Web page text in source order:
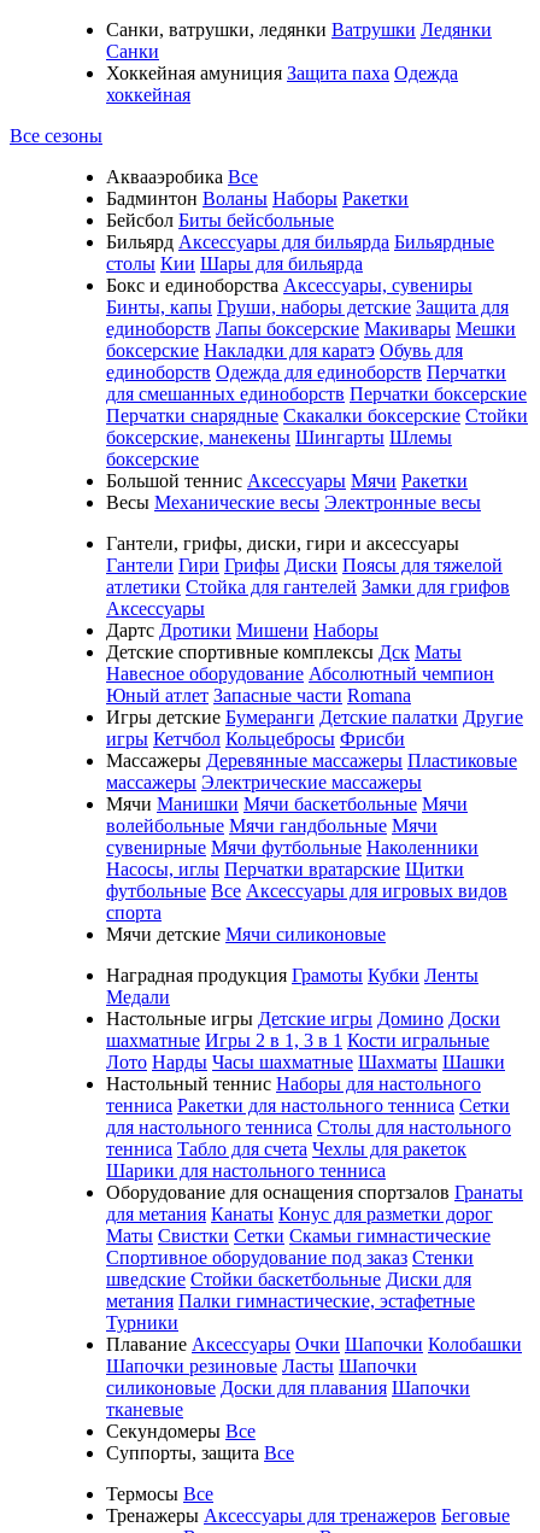
Санки, ватрушки, ледянки Ватрушки Ледянки
Санки
Хоккейная амуниция Защита паха Одежда
хоккейная
Все сезоны
Аквааэробика Все
Бадминтон Воланы Наборы Ракетки
Бейсбол Биты бейсбольные
Бильярд Аксессуары для бильярда Бильярдные
столы Кии Шары для бильярда
Бокс и единоборства Аксессуары, сувениры
Бинты, капы Груши, наборы детские Защита для
единоборств Лапы боксерские Макивары Мешки
боксерские Накладки для каратэ Обувь для
единоборств Одежда для единоборств Перчатки
для смешанных единоборств Перчатки боксерские
Перчатки снарядные Скакалки боксерские Стойки
боксерские, манекены Шингарты Шлемы
боксерские
Большой теннис Аксессуары Мячи Ракетки
Весы Механические весы Электронные весы
Гантели, грифы, диски, гири и аксессуары
Гантели Гири Грифы Диски Поясы для тяжелой
атлетики Стойка для гантелей Замки для грифов
Аксессуары
Дартс Дротики Мишени Наборы
Детские спортивные комплексы Дск Маты
Навесное оборудование Абсолютный чемпион
Юный атлет Запасные части Romana
Игры детские Бумеранги Детские палатки Другие
игры Кетчбол Кольцебросы Фрисби
Массажеры Деревянные массажеры Пластиковые
массажеры Электрические массажеры
Мячи Манишки Мячи баскетбольные Мячи
волейбольные Мячи гандбольные Мячи
сувенирные Мячи футбольные Наколенники
Насосы, иглы Перчатки вратарские Щитки
футбольные Все Аксессуары для игровых видов
спорта
Мячи детские Мячи силиконовые
Наградная продукция Грамоты Кубки Ленты
Медали
Настольные игры Детские игры Домино Доски
шахматные Игры 2 в 1, 3 в 1 Кости игральные
Лото Нарды Часы шахматные Шахматы Шашки
Настольный теннис Наборы для настольного
тенниса Ракетки для настольного тенниса Сетки
для настольного тенниса Столы для настольного
тенниса Табло для счета Чехлы для ракеток
Шарики для настольного тенниса
Оборудование для оснащения спортзалов Гранаты
для метания Канаты Конус для разметки дорог
Маты Свистки Сетки Скамьи гимнастические
Спортивное оборудование под заказ Стенки
шведские Стойки баскетбольные Диски для
метания Палки гимнастические, эстафетные
Турники
Плавание Аксессуары Очки Шапочки Колобашки
Шапочки резиновые Ласты Шапочки
силиконовые Доски для плавания Шапочки
тканевые
Секундомеры Все
Суппорты, защита Все
Термосы Все
Тренажеры Аксессуары для тренажеров Беговые